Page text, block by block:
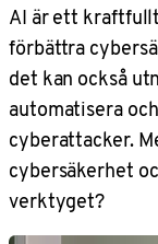
AI är ett
förbättra
det kan också
automatisera
cyberattacker.
cybersäkerhet
verktyget?